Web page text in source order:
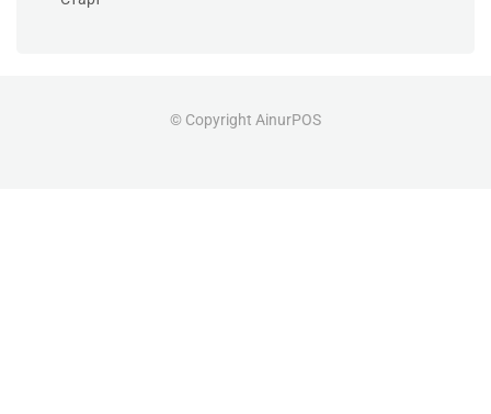
© Copyright AinurPOS